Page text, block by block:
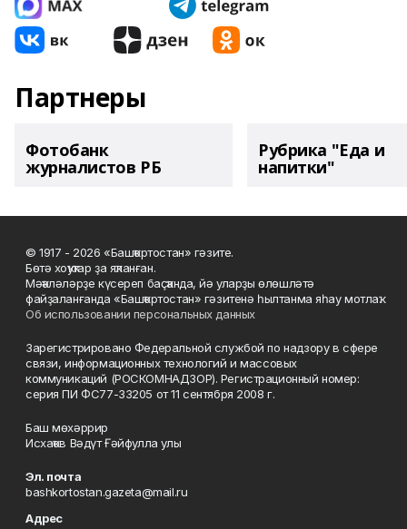
Партнеры
Фотобанк
журналистов РБ
Рубрика "Еда и
напитки"
© 1917 - 2026 «Башҡортостан» гәзите.
Бөтә хоҡуҡтар ҙа яҡланған.
Мәҡәләләрҙе күсереп баҫҡанда, йә уларҙы өлөшләтә
файҙаланғанда «Башҡортостан» гәзитенә һылтанма яһау мотлаҡ.
Об использовании персональных данных
Зарегистрировано Федеральной службой по надзору в сфере
связи, информационных технологий и массовых
коммуникаций (РОСКОМНАДЗОР). Регистрационный номер:
серия ПИ ФС77-33205 от 11 сентября 2008 г.
Баш мөхәррир
Исхаҡов Вәдүт Ғәйфулла улы
Эл. почта
bashkortostan.gazeta@mail.ru
Адрес